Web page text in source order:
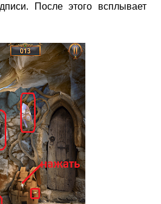
После этого всплывает